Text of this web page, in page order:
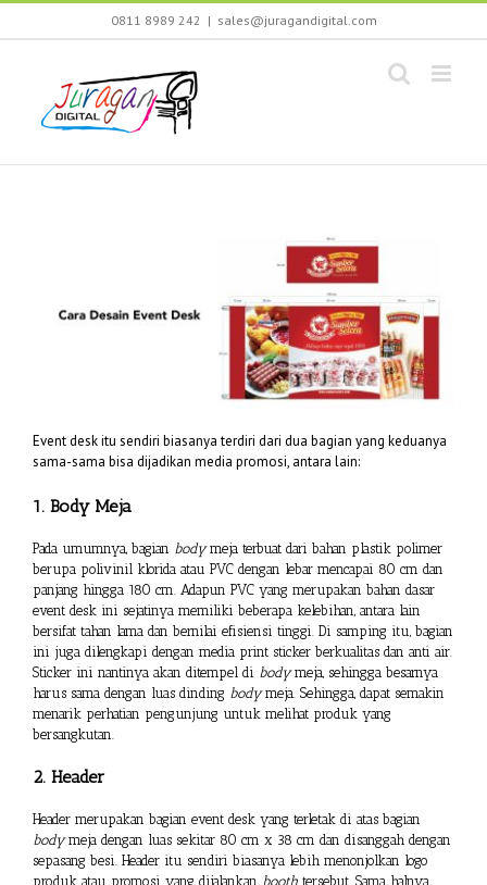
Skip
0811 8989 242 | sales@juragandigital.com
Event desk itu sendiri biasanya terdiri dari dua bagian yang keduanya
sama-sama bisa dijadikan media promosi, antara lain:
1. Body Meja
Pada umumnya, bagian bodymeja terbuat dari bahan plastik polimer
berupa polivinil klorida atau PVC dengan lebar mencapai 80 cm dan
panjang hingga 180 cm. Adapun PVC yang merupakan bahan dasar
event desk ini sejatinya memiliki beberapa kelebihan, antara lain
bersifat tahan lama dan bernilai efisiensi tinggi. Di samping itu, bagian
ini juga dilengkapi dengan media print sticker berkualitas dan anti air.
Sticker ini nantinya akan ditempel di bodymeja, sehingga besarnya
harus sama dengan luas dinding bodymeja. Sehingga, dapat semakin
menarik perhatian pengunjung untuk melihat produk yang
bersangkutan.
2. Header
Header merupakan bagian event desk yang terletak di atas bagian
bodymeja dengan luas sekitar 80 cm x 38 cm dan disanggah dengan
sepasang besi. Header itu sendiri biasanya lebih menonjolkan logo
produk atau promosi yang dijalankan booth tersebut. Sama halnya